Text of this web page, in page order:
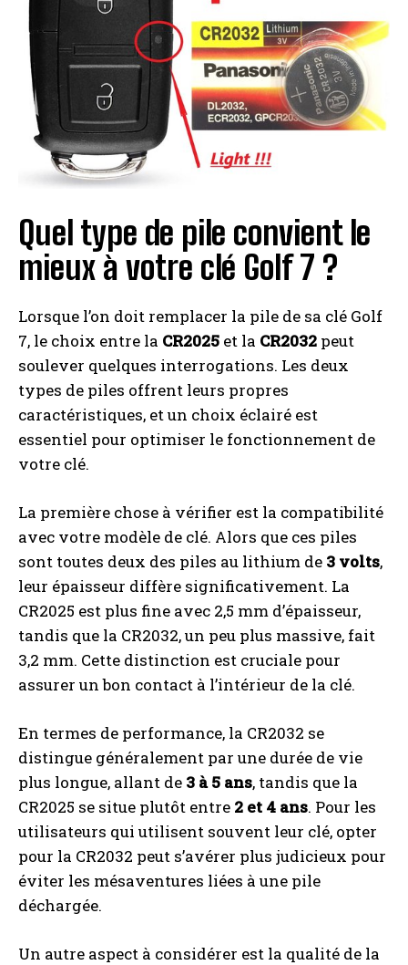
Quel type de pile convient le
mieux à votre clé Golf 7 ?
Lorsque l’on doit remplacer la pile de sa clé Golf
7, le choix entre la CR2025 et la CR2032 peut
soulever quelques interrogations. Les deux
types de piles offrent leurs propres
caractéristiques, et un choix éclairé est
essentiel pour optimiser le fonctionnement de
votre clé.
La première chose à vérifier est la compatibilité
avec votre modèle de clé. Alors que ces piles
sont toutes deux des piles au lithium de 3 volts,
leur épaisseur diffère significativement. La
CR2025 est plus fine avec 2,5 mm d’épaisseur,
tandis que la CR2032, un peu plus massive, fait
3,2 mm. Cette distinction est cruciale pour
assurer un bon contact à l’intérieur de la clé.
En termes de performance, la CR2032 se
distingue généralement par une durée de vie
plus longue, allant de 3 à 5 ans, tandis que la
CR2025 se situe plutôt entre 2 et 4 ans. Pour les
utilisateurs qui utilisent souvent leur clé, opter
pour la CR2032 peut s’avérer plus judicieux pour
éviter les mésaventures liées à une pile
déchargée.
Un autre aspect à considérer est la qualité de la